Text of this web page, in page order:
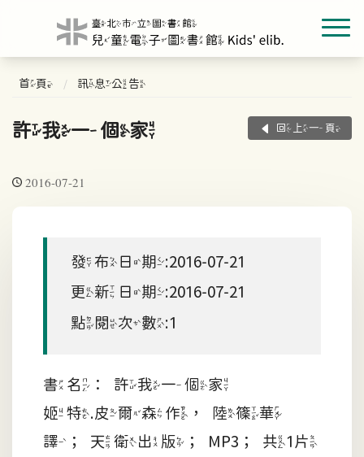
首頁 訊息公告
許我一個家 回上一頁
2016-07-21
發布日期:2016-07-21
更新日期:2016-07-21
點閱次數:1
書名：許我一個家
姬特.皮爾森作，陸篠華
譯；天衛出版；MP3；共1片